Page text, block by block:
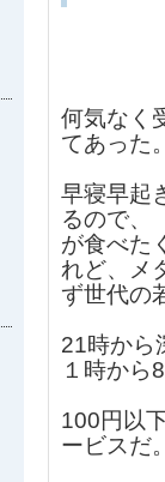
何気なく
てあった
早寝早起
るので、
が食べた
れど、メ
ず世代の
21時から
１時から
100円以
ービスだ